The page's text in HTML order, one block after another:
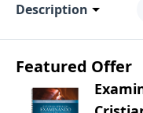
Description
Featured Offer